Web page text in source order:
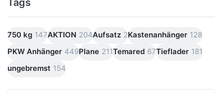
Tags
750 kg 147AKTION 204Aufsatz 2Kastenanhänger 128
PKW Anhänger 449Plane 211Temared 67Tieflader 181
ungebremst 154